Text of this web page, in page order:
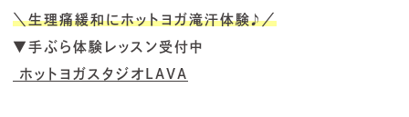
＼生理痛緩和にホットヨガ滝汗体験♪／
▼手ぶら体験レッスン受付中
ホットヨガスタジオLAVA